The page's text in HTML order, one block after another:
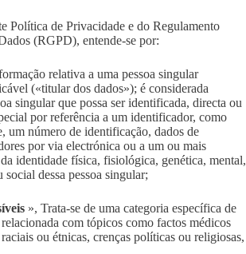
Política de Privacidade e do Regulamento
(RGPD), entende-se por:
relativa a uma pessoa singular
(«titular dos dados»); é considerada
singular que possa ser identificada, directa ou
por referência a um identificador, como
um número de identificação, dados de
por via electrónica ou a um ou mais
identidade física, fisiológica, genética, mental,
dessa pessoa singular;
», Trata-se de uma categoria específica de
com tópicos como factos médicos
ou étnicas, crenças políticas ou religiosas,